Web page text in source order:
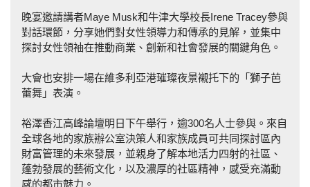
晚宴邀請講者Maye Musk和牛津大學校長Irene Tracey參與
對話環節，分享她們對女性領導力和傳承的見解，並集中
探討女性領袖在推動商業、創新和社會發展的關鍵角色。
大會也安排一場在維多利亞港璀璨夜景襯托下的「獅子芭
蕾舞」表演。
裕澤香江高峰論壇明日下午舉行，逾300名人士參與。來自
全球各地的家族辦公室決策人和家族成員可共同探討區內
財富管理的未來發展，並親身了解本地活力四射的社區、
蓬勃發展的藝術文化，以及濃厚的社區精神，感受充滿動
感的都市魅力。